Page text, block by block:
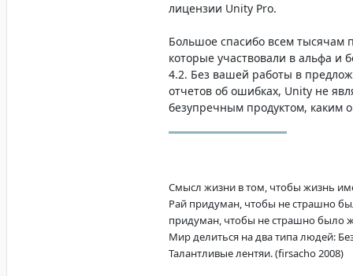
лицензии Unity Pro.
Большое спасибо всем тысячам
которые участвовали в альфа и
4.2. Без вашей работы в
отчетов об ошибках, Unity не
безупречным продуктом, каким
Смысл жизни в том, чтобы жизнь
Рай придуман, чтобы не страшно
придуман, чтобы не страшно было
Мир делиться на два типа людей:
Талантливые лентяи. (firsacho 2008)